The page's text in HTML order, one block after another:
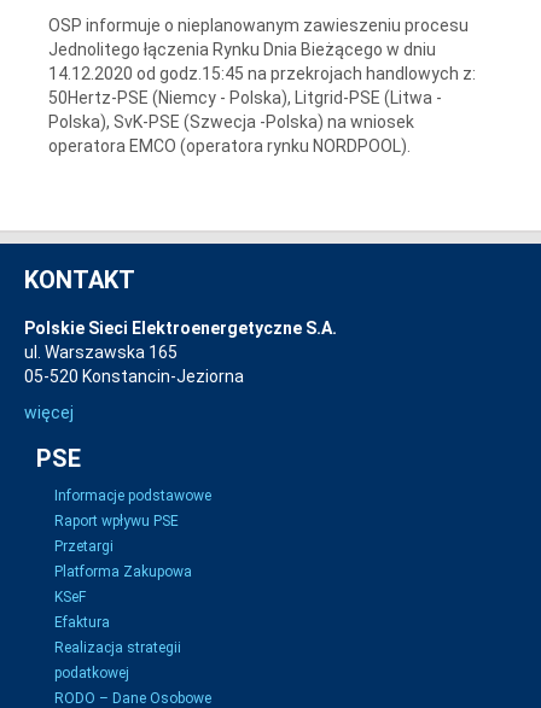
OSP informuje o nieplanowanym zawieszeniu procesu
Jednolitego łączenia Rynku Dnia Bieżącego w dniu
14.12.2020 od godz.15:45 na przekrojach handlowych z:
50Hertz-PSE (Niemcy - Polska), Litgrid-PSE (Litwa -
Polska), SvK-PSE (Szwecja -Polska) na wniosek
operatora EMCO (operatora rynku NORDPOOL).
KONTAKT
Polskie Sieci Elektroenergetyczne S.A.
ul. Warszawska 165
05-520 Konstancin-Jeziorna
więcej
PSE
Informacje podstawowe
Raport wpływu PSE
Przetargi
Platforma Zakupowa
KSeF
Efaktura
Realizacja strategii
podatkowej
RODO – Dane Osobowe